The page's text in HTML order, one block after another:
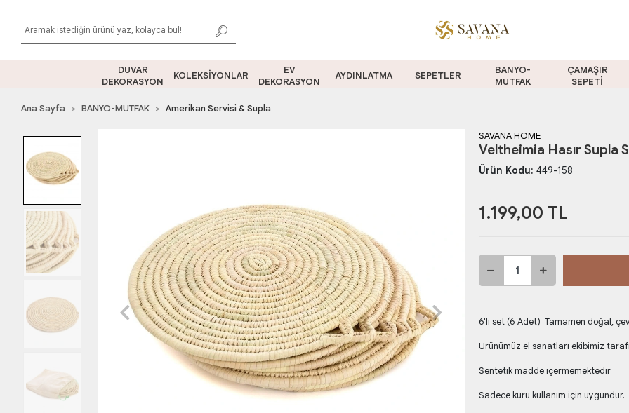
DUVAR
DEKORASYON
KOLEKSİYONLAR
EV
DEKORASYON
AYDINLATMA SEPETLER
BANYO-
MUTFAK
ÇAMAŞIR
SEPETİ
Ana Sayfa BANYO-MUTFAK Amerikan Servisi & Supla
SAVANA HOME
Veltheimia Hasır Supla
Ürün Kodu: 449-158
1.199,00 TL
6'lı set (6 Adet) Tamamen doğal,
Ürünümüz el sanatları ekibimiz
Sentetik madde içermemektedir
Sadece kuru kullanım için uygundur.